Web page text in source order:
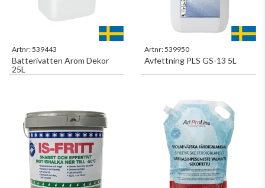
Artnr:539443
Batterivatten Arom Dekor
25L
Artnr:539950
Avfettning PLS GS-13 5L